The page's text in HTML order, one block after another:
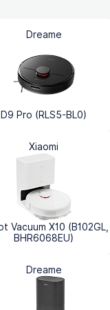
Dreame
D9 Pro (RLS5-BL0)
Xiaomi
Vacuum X10 (B102GL,
BHR6068EU)
Dreame